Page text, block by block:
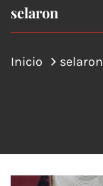
selaron
Inicio selaron